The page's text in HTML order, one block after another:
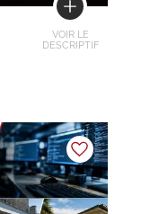
VOIR LE
DESCRIPTIF